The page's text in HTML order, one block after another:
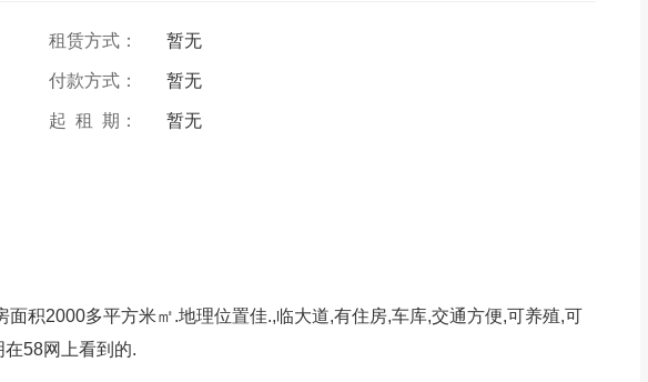
租赁方式： 暂无
付款方式： 暂无
起 租 期： 暂无
积2000多平方米㎡.地理位置佳.,临大道,有住房,车库,交通方便,可养殖,可
58网上看到的.